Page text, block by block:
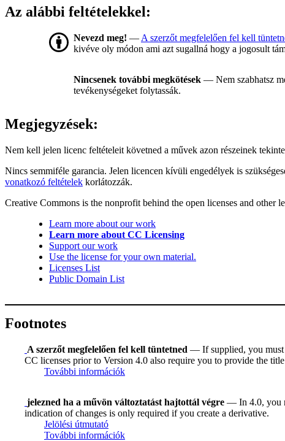
Az alábbi feltételekkel:
Nevezd meg! — A szerzőt megfelelően fel kell
kivéve oly módon ami azt sugallná hogy a jogosult
Nincsenek további megkötések — Nem szabhatsz
tevékenységeket folytassák.
Megjegyzések:
Nem kell jelen licenc feltételeit követned a művek azon részeinek
Nincs semmiféle garancia. Jelen licencen kívüli engedélyek is
vonatkozó feltételek korlátozzák.
Creative Commons is the nonprofit behind the open licenses and other
Learn more about our work
Learn more about CC Licensing
Support our work
Use the license for your own material.
Licenses List
Public Domain List
Footnotes
A szerzőt megfelelően fel kell tüntetned — If supplied, you must
CC licenses prior to Version 4.0 also require you to provide the
További információk
jelezned ha a művön változtatást hajtottál végre — In 4.0, you
indication of changes is only required if you create a derivative.
Jelölési útmutató
További információk